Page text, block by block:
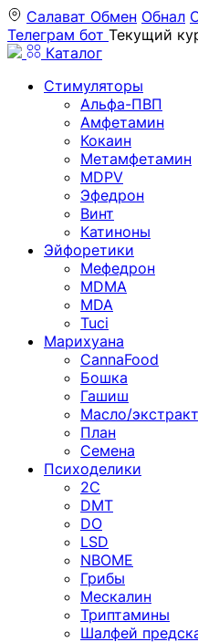
Салават Обмен Обнал
Телеграм бот Текущий
Каталог
Стимуляторы
Альфа-ПВП
Амфетамин
Кокаин
Метамфетамин
MDPV
Эфедрон
Винт
Катиноны
Эйфоретики
Мефедрон
MDMA
MDA
Tuci
Марихуана
CannaFood
Бошка
Гашиш
Масло/
План
Семена
Психоделики
2C
DMT
DO
LSD
NBOME
Грибы
Мескалин
Триптамины
Шалфей